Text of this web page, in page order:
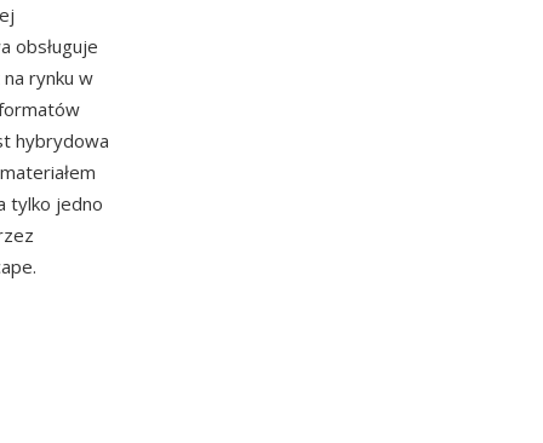
obsługuje
rynku w
hybrydowa
tylko jedno